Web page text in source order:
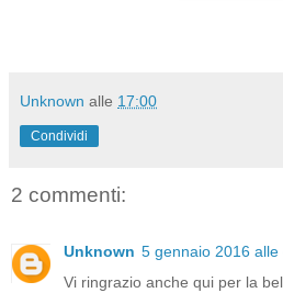
Unknown alle 17:00
Condividi
2 commenti:
Unknown 5 gennaio 2016
Vi ringrazio anche qui per la